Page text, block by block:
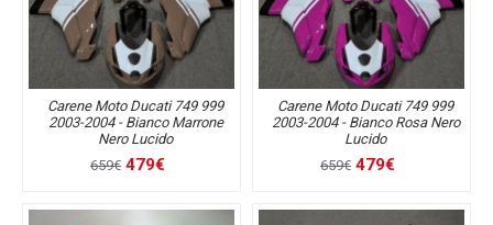
Carene Moto Ducati 749 999
2003-2004 - Bianco Marrone
Nero Lucido
659€ 479€
Carene Moto Ducati 749 999
2003-2004 - Bianco Rosa Nero
Lucido
659€ 479€